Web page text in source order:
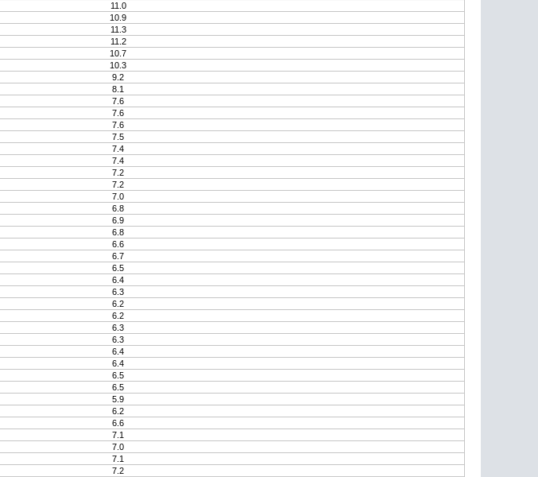
11.0
10.9
11.3
11.2
10.7
10.3
9.2
8.1
7.6
7.6
7.6
7.5
7.4
7.4
7.2
7.2
7.0
6.8
6.9
6.8
6.6
6.7
6.5
6.4
6.3
6.2
6.2
6.3
6.3
6.4
6.4
6.5
6.5
5.9
6.2
6.6
7.1
7.0
7.1
7.2